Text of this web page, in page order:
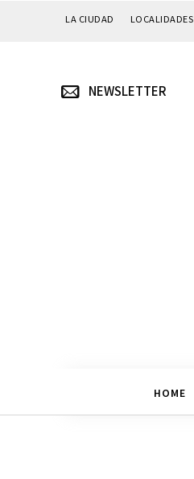
LA CIUDAD LOCALIDADES
NEWSLETTER
HOME